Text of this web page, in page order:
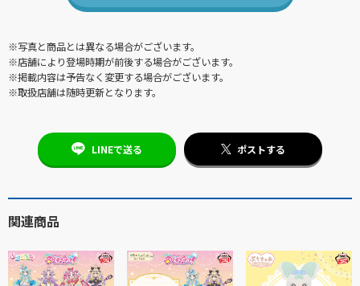
※写真と商品とは異なる場合がございます。
※店舗により登場時期が前後する場合がございます。
※掲載内容は予告なく変更する場合がございます。
※取扱店舗は随時更新となります。
LINEで送る ポストする
関連商品